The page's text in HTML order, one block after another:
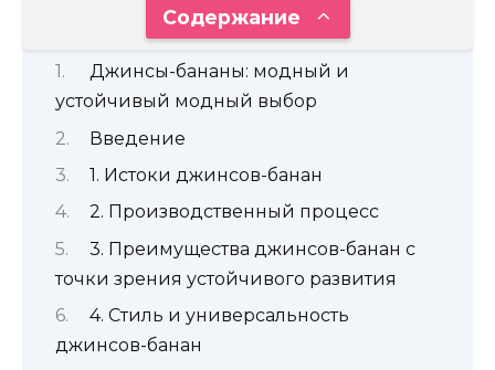
Содержание
Джинсы-бананы: модный и
устойчивый модный выбор
Введение
1. Истоки джинсов-банан
2. Производственный процесс
3. Преимущества джинсов-банан с
точки зрения устойчивого развития
4. Стиль и универсальность
джинсов-банан